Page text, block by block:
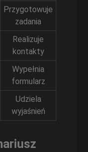
Przygotowuje
zadania
Realizuje
kontakty
Wypełnia
formularz
Udziela
wyjaśnień